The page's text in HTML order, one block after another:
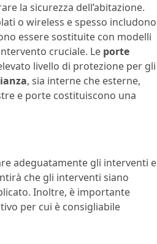
la sicurezza dell’abitazione.
o wireless e spesso includono
essere sostituite con modelli
cruciale. Le porte
livello di protezione per gli
, sia interne che esterne,
e porte costituiscono una
adeguatamente gli interventi e
che gli interventi siano
Inoltre, è importante
per cui è consigliabile